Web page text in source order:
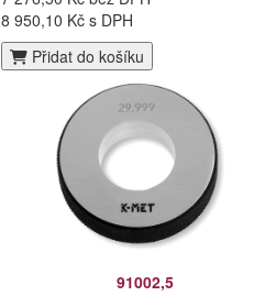
8 950,10 Kč s DPH
Přidat do košíku
91002,5